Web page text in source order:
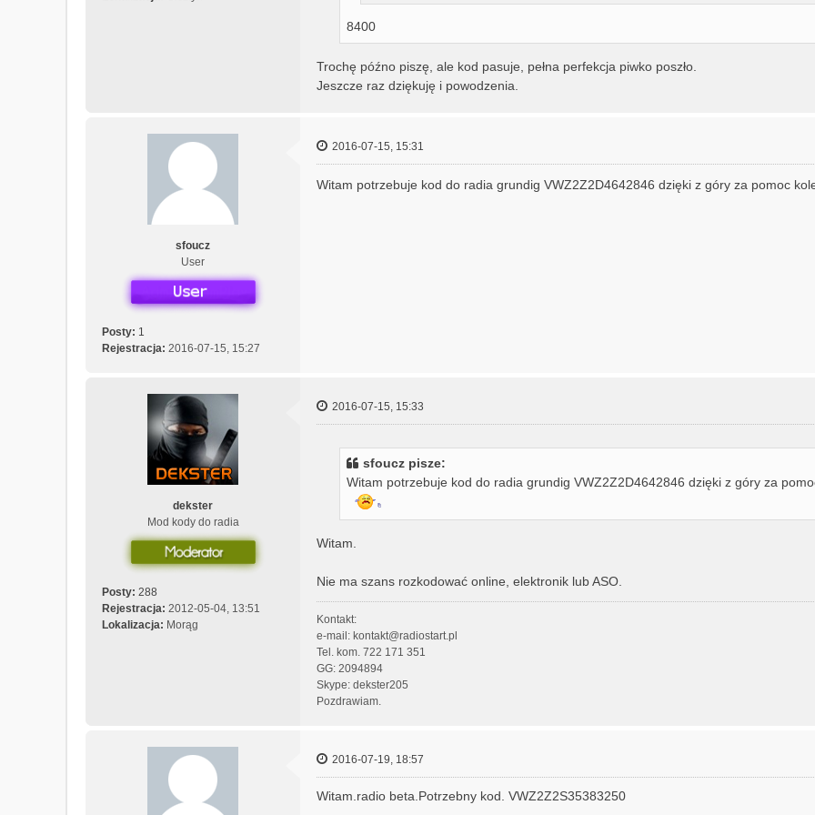
8400
Trochę późno piszę, ale kod pasuje, pełna perfekcja piwko poszło.
Jeszcze raz dziękuję i powodzenia.
sfoucz
User
Posty: 1
Rejestracja: 2016-07-15, 15:27
2016-07-15, 15:31
Witam potrzebuje kod do radia grundig VWZ2Z2D4642846 dzięki z góry za pomoc
dekster
Mod kody do radia
Posty: 288
Rejestracja: 2012-05-04, 13:51
Lokalizacja: Morąg
2016-07-15, 15:33
sfoucz pisze:
Witam potrzebuje kod do radia grundig VWZ2Z2D4642846 dzięki z góry za
Witam.
Nie ma szans rozkodować online, elektronik lub ASO.
Kontakt:
e-mail: kontakt@radiostart.pl
Tel. kom. 722 171 351
GG: 2094894
Skype: dekster205
Pozdrawiam.
2016-07-19, 18:57
Witam.radio beta.Potrzebny kod. VWZ2Z2S35383250